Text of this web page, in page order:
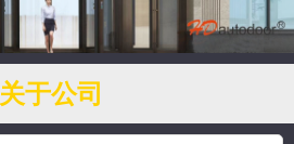
关于公司